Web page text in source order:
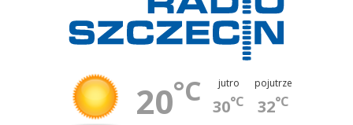
20°C jutro
30°C
pojutrze
32°C